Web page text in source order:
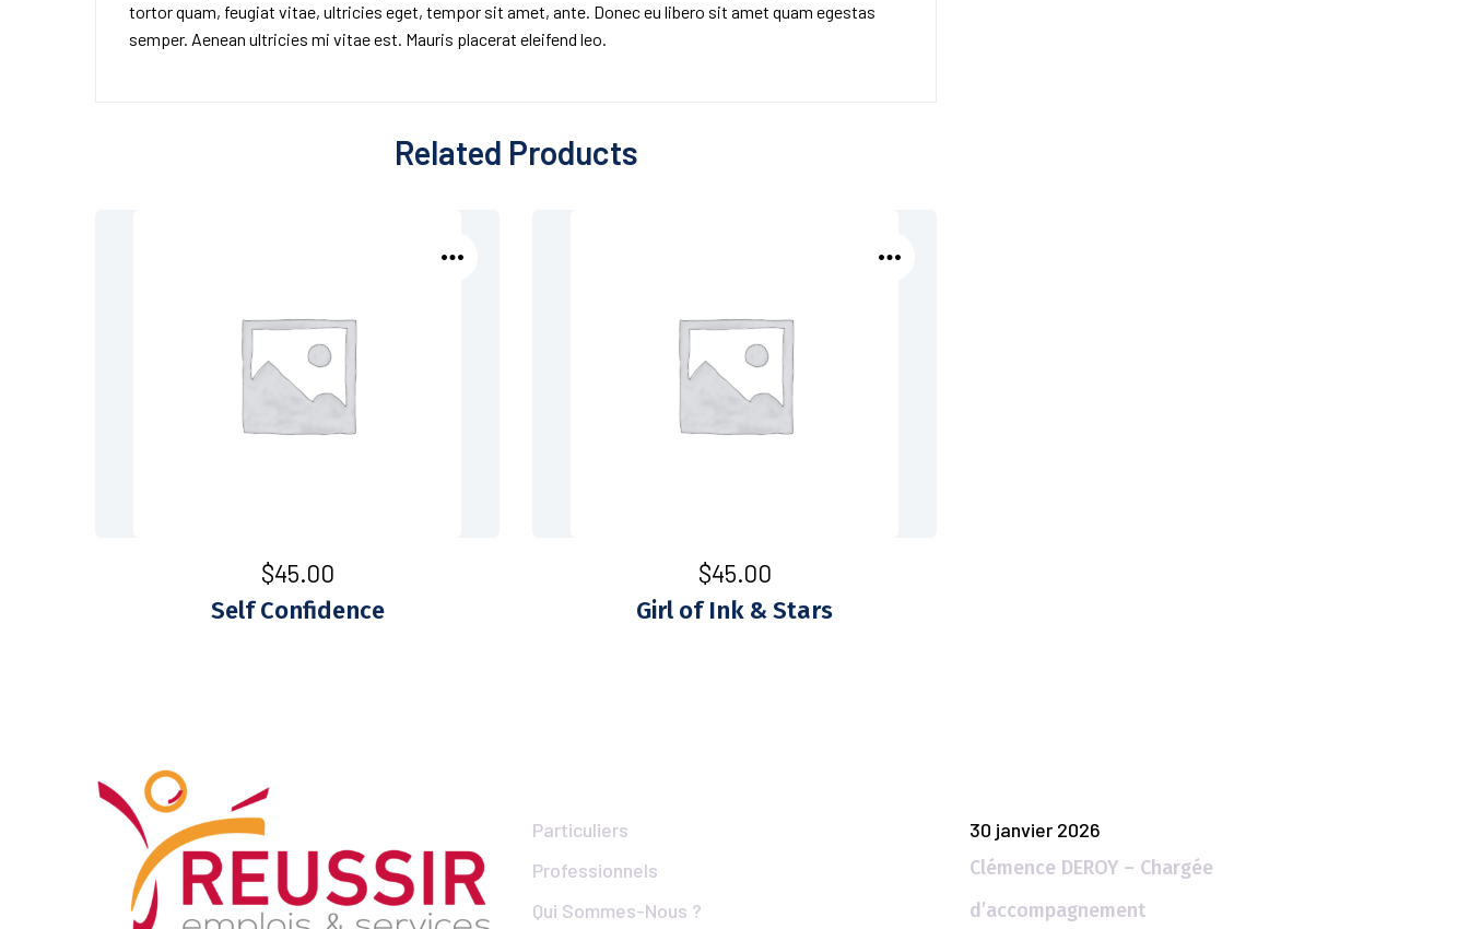
tortor quam, feugiat vitae, ultricies eget, tempor sit amet, ante. Donec eu libero sit amet quam egestas
semper. Aenean ultricies mi vitae est. Mauris placerat eleifend leo.
Related Products
$45.00
Self Confidence
$45.00
Girl of Ink & Stars
Particuliers
Professionnels
Qui Sommes-Nous ?
30 janvier 2026
Clémence DEROY – Chargée
d’accompagnement